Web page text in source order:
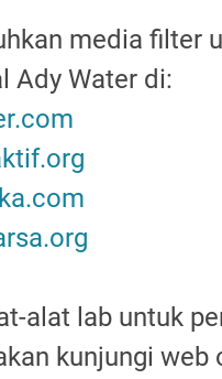
media filter
Ady Water di:
alat lab untuk
kunjungi web